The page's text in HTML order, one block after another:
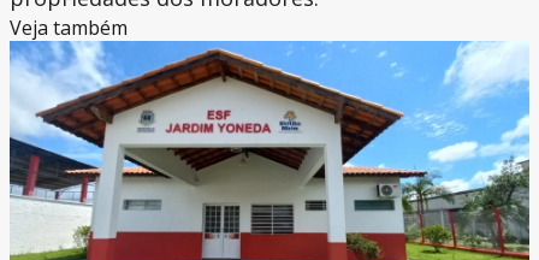
Veja também